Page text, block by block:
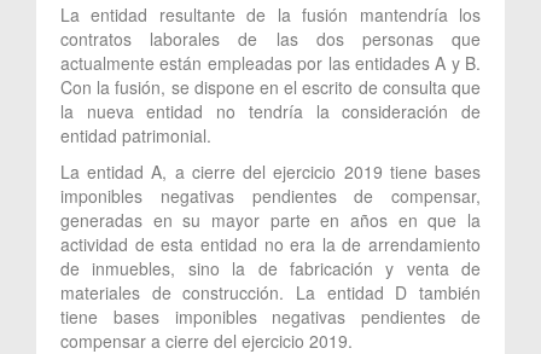
La entidad resultante de la fusión mantendría los
contratos laborales de las dos personas que
actualmente están empleadas por las entidades A y B.
Con la fusión, se dispone en el escrito de consulta que
la nueva entidad no tendría la consideración de
entidad patrimonial.
La entidad A, a cierre del ejercicio 2019 tiene bases
imponibles negativas pendientes de compensar,
generadas en su mayor parte en años en que la
actividad de esta entidad no era la de arrendamiento
de inmuebles, sino la de fabricación y venta de
materiales de construcción. La entidad D también
tiene bases imponibles negativas pendientes de
compensar a cierre del ejercicio 2019.